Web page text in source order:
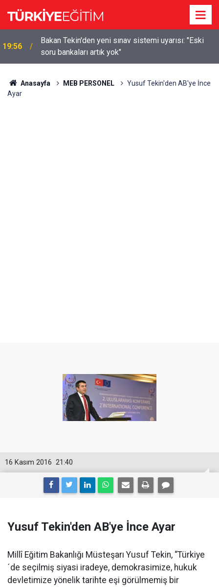
19:56
Bakan Tekin'den yeni sınav sistemi uyarısı: "Eski
soru bankaları artık yok"
Anasayfa MEB PERSONEL
Yusuf Tekin'den AB'ye İnce
Ayar
21:40
16 Kasım 2016
Yusuf Tekin'den AB'ye İnce Ayar
Millî Eğitim Bakanlığı Müsteşarı Yusuf Tekin, “Türkiye
´de seçilmiş siyasi iradeye, demokrasimize, hukuk
devletimize yönelik tarihte eşi görülmemiş bir